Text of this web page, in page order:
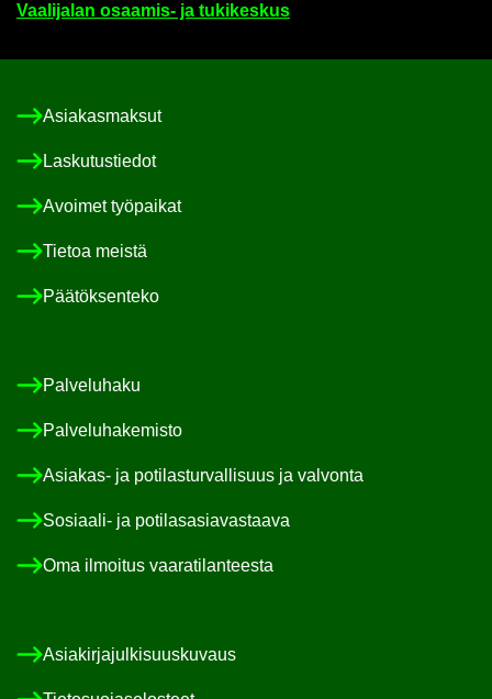
Vaa­li­ja­lan osaamis-​ ja tu­ki­kes­kus
Asia­kas­mak­sut
Las­ku­tus­tie­dot
Avoi­met työ­pai­kat
Tie­toa meis­tä
Pää­tök­sen­te­ko
Pal­ve­lu­ha­ku
Pal­ve­lu­ha­ke­mis­to
Asiakas-​ ja po­ti­las­tur­val­li­suus ja val­von­ta
Sosiaali-​ ja po­ti­las­asia­vas­taa­va
Oma il­moi­tus vaa­ra­ti­lan­tees­ta
Asia­kir­ja­jul­ki­suus­ku­vaus